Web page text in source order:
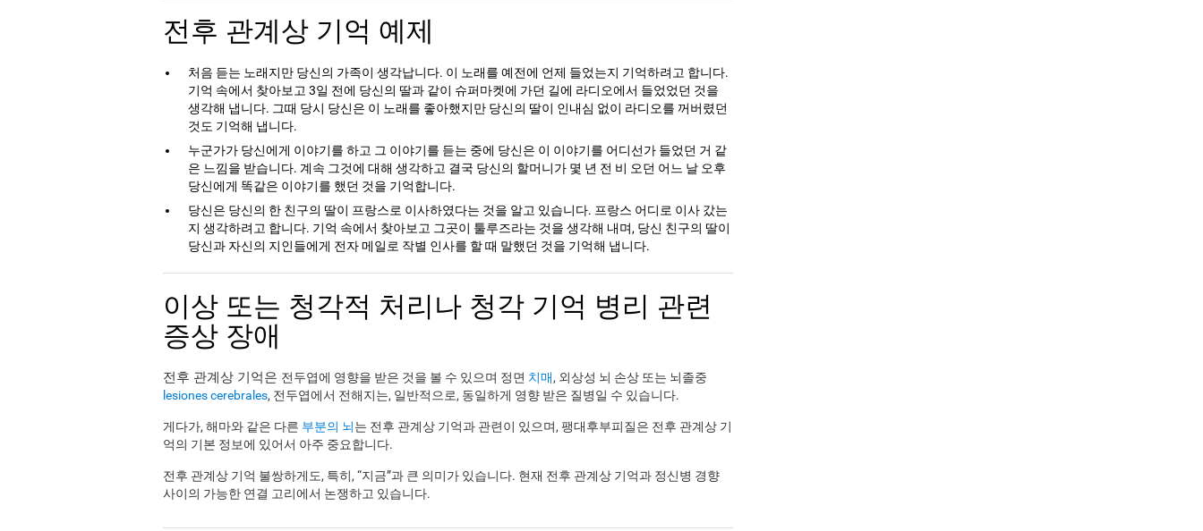
전후 관계상 기억 예제
처음 듣는 노래지만 당신의 가족이 생각납니다. 이 노래를 예전에 언제 들었는지 기억하려고 합니다.
기억 속에서 찾아보고 3일 전에 당신의 딸과 같이 슈퍼마켓에 가던 길에 라디오에서 들었었던 것을
생각해 냅니다. 그때 당시 당신은 이 노래를 좋아했지만 당신의 딸이 인내심 없이 라디오를 꺼버렸던
것도 기억해 냅니다.
누군가가 당신에게 이야기를 하고 그 이야기를 듣는 중에 당신은 이 이야기를 어디선가 들었던 거 같
은 느낌을 받습니다. 계속 그것에 대해 생각하고 결국 당신의 할머니가 몇 년 전 비 오던 어느 날 오후
당신에게 똑같은 이야기를 했던 것을 기억합니다.
당신은 당신의 한 친구의 딸이 프랑스로 이사하였다는 것을 알고 있습니다. 프랑스 어디로 이사 갔는
지 생각하려고 합니다. 기억 속에서 찾아보고 그곳이 툴루즈라는 것을 생각해 내며, 당신 친구의 딸이
당신과 자신의 지인들에게 전자 메일로 작별 인사를 할 때 말했던 것을 기억해 냅니다.
이상 또는 청각적 처리나 청각 기억 병리 관련
증상 장애
전후 관계상 기억은 전두엽에 영향을 받은 것을 볼 수 있으며 정면 치매, 외상성 뇌 손상 또는 뇌졸중
lesiones cerebrales, 전두엽에서 전해지는, 일반적으로, 동일하게 영향 받은 질병일 수 있습니다.
게다가, 해마와 같은 다른 부분의 뇌는 전후 관계상 기억과 관련이 있으며, 팽대후부피질은 전후 관계상 기
억의 기본 정보에 있어서 아주 중요합니다.
전후 관계상 기억 불쌍하게도, 특히, “지금”과 큰 의미가 있습니다. 현재 전후 관계상 기억과 정신병 경향
사이의 가능한 연결 고리에서 논쟁하고 있습니다.